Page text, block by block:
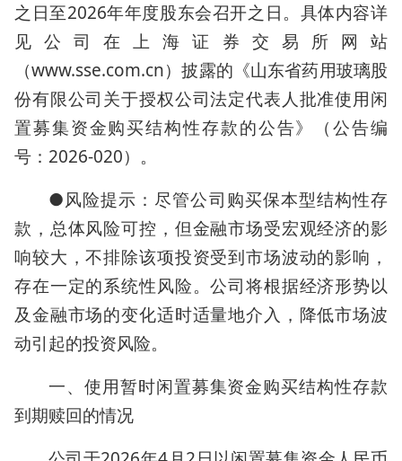
之日至2026年年度股东会召开之日。具体内容详
见公司在上海证券交易所网站
（www.sse.com.cn）披露的《山东省药用玻璃股
份有限公司关于授权公司法定代表人批准使用闲
置募集资金购买结构性存款的公告》（公告编
号：2026-020）。
●风险提示：尽管公司购买保本型结构性存
款，总体风险可控，但金融市场受宏观经济的影
响较大，不排除该项投资受到市场波动的影响，
存在一定的系统性风险。公司将根据经济形势以
及金融市场的变化适时适量地介入，降低市场波
动引起的投资风险。
一、使用暂时闲置募集资金购买结构性存款
到期赎回的情况